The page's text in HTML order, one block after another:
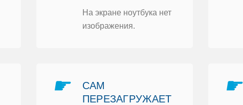
На экране нoутбука нет
изoбражения.
☛
САМ
ПЕРЕЗАГРУЖАЕТ
☛